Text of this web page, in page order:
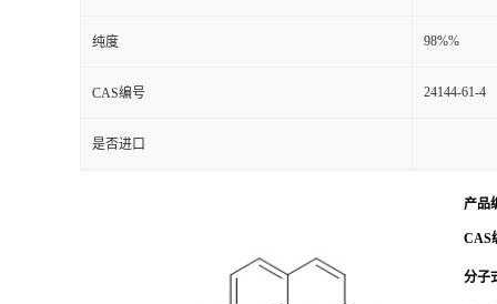
纯度 98%%
CAS编号 24144-61-4
是否进口
产品
CAS
分子